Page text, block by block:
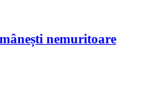
nemuritoare